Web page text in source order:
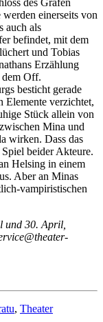
des Grafen
einerseits von
auch als
befindet, mit dem
und Tobias
Erzählung
dem Off.
besticht gerade
Elemente verzichtet,
Stück allein von
Mina und
wirken. Dass das
beider Akteure.
Helsing in einem
Aber an Minas
vampiristischen
und 30. April,
, Theater